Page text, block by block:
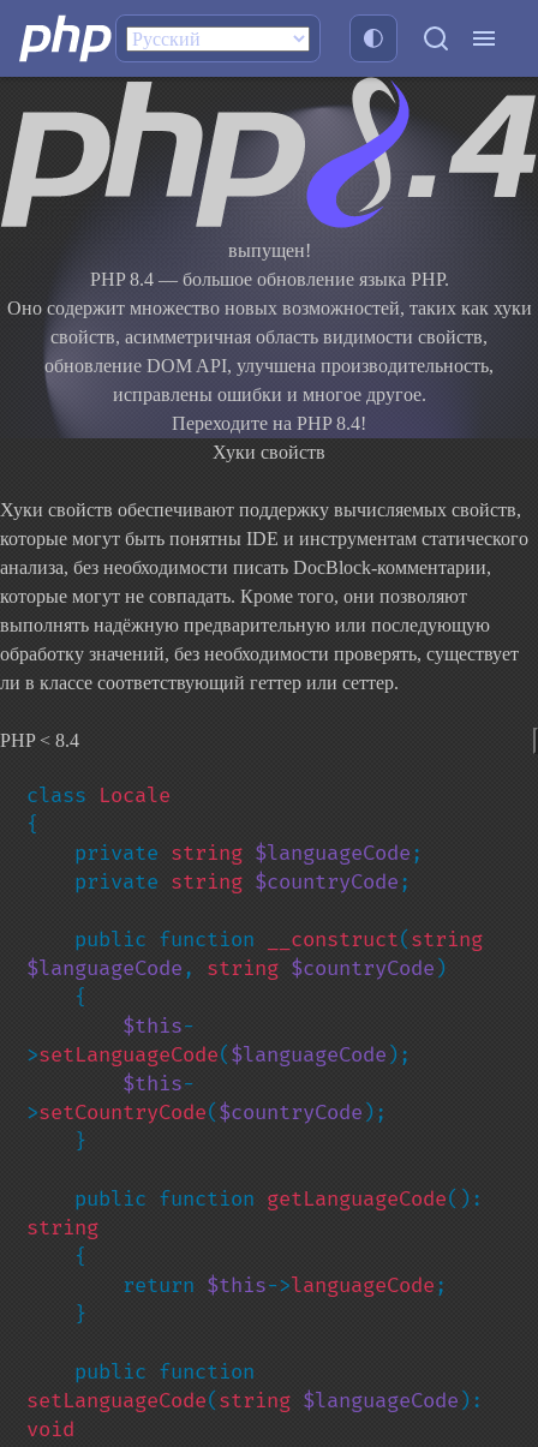
выпущен!
PHP 8.4 — большое обновление языка PHP.
Оно содержит множество новых возможностей, таких как хуки
свойств, асимметричная область видимости свойств,
обновление DOM API, улучшена производительность,
исправлены ошибки и многое другое.
Переходите на PHP 8.4!
Хуки свойств
Хуки свойств обеспечивают поддержку вычисляемых свойств,
которые могут быть понятны IDE и инструментам статического
анализа, без необходимости писать DocBlock-комментарии,
которые могут не совпадать. Кроме того, они позволяют
выполнять надёжную предварительную или последующую
обработку значений, без необходимости проверять, существует
ли в классе соответствующий геттер или сеттер.
PHP < 8.4
class
{
    private
string $languageCode;
    private
string $countryCode;
    public function
__construct(
string
$languageCode, string $countryCode)
$this-
>setLanguageCode($languageCode);
$this-
>setCountryCode($countryCode);
    public function
getLanguageCode
string
{
        return
$this->languageCode;
setLanguageCode(string $languageCode
void